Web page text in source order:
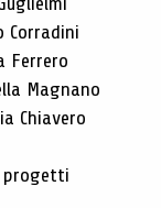
Corradini
Ferrero
Magnano
Chiavero
progetti